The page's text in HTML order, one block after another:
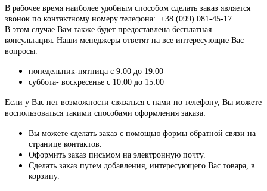
В рабочее время наиболее удобным способом сделать заказ является
звонок по контактному номеру телефона: +38 (099) 081-45-17
В этом случае Вам также будет предоставлена бесплатная
консультация. Наши менеджеры ответят на все интересующие Вас
вопросы.
понедельник-пятница с 9:00 до 19:00
суббота- воскресенье с 10:00 до 15:00
Если у Вас нет возможности связаться с нами по телефону, Вы можете
воспользоваться такими способами оформления заказа:
Вы можете сделать заказ с помощью формы обратной связи на
странице контактов.
Оформить заказ письмом на электронную почту.
Сделать заказ путем добавления, интересующего Вас товара, в
корзину.